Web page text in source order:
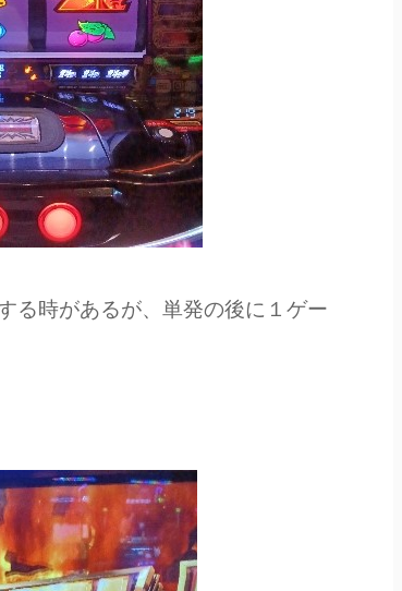
る時があるが、単発の後に１ゲー